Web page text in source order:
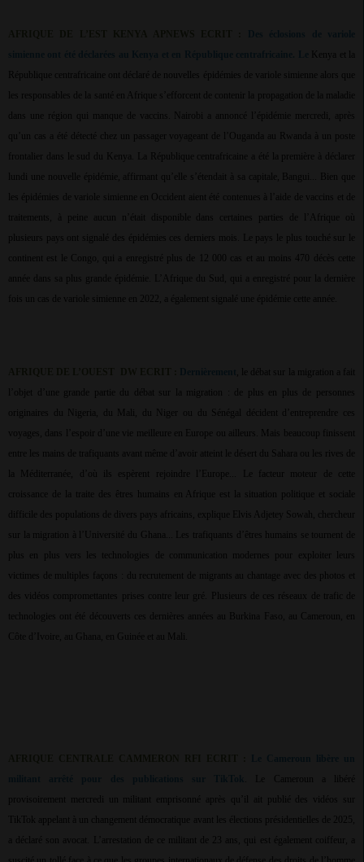
Kenya et la
République centrafricaine ont déclaré de nouvelles épidémies de variole simienne alors que
les responsables de la santé en Afrique s’efforcent de contenir la propagation de la maladie
dans une région qui manque de vaccins. Nairobi a annoncé l’épidémie mercredi, après
qu’un cas a été détecté chez un passager voyageant de l’Ouganda au Rwanda à un poste
frontalier dans le sud du Kenya. La République centrafricaine a été la première à déclarer
lundi une nouvelle épidémie, affirmant qu’elle s’étendait à sa capitale, Bangui... Bien que
les épidémies de variole simienne en Occident aient été contenues à l’aide de vaccins et de
traitements, à peine aucun n’était disponible dans certaines parties de l’Afrique où
plusieurs pays ont signalé des épidémies ces derniers mois. Le pays le plus touché sur le
continent est le Congo, qui a enregistré plus de 12 000 cas et au moins 470 décès cette
année dans sa plus grande épidémie. L’Afrique du Sud, qui a enregistré pour la dernière
fois un cas de variole simienne en 2022, a également signalé une épidémie cette année.
, le débat sur la migration a fait
l’objet d’une grande partie du débat sur la migration : de plus en plus de personnes
originaires du Nigeria, du Mali, du Niger ou du Sénégal décident d’entreprendre ces
voyages, dans l’espoir d’une vie meilleure en Europe ou ailleurs. Mais beaucoup finissent
entre les mains de trafiquants avant même d’avoir atteint le désert du Sahara ou les rives de
la Méditerranée, d’où ils espèrent rejoindre l’Europe... Le facteur moteur de cette
croissance de la traite des êtres humains en Afrique est la situation politique et sociale
difficile des populations de divers pays africains, explique Elvis Adjetey Sowah, chercheur
sur la migration à l’Université du Ghana... Les trafiquants d’êtres humains se tournent de
plus en plus vers les technologies de communication modernes pour exploiter leurs
victimes de multiples façons : du recrutement de migrants au chantage avec des photos et
des vidéos compromettantes prises contre leur gré. Plusieurs de ces réseaux de trafic de
technologies ont été découverts ces dernières années au Burkina Faso, au Cameroun, en
Côte d’Ivoire, au Ghana, en Guinée et au Mali.
. Le Cameroun a libéré
provisoirement mercredi un militant emprisonné après qu’il ait publié des vidéos sur
TikTok appelant à un changement démocratique avant les élections présidentielles de 2025,
a déclaré son avocat. L’arrestation de ce militant de 23 ans, qui est également coiffeur, a